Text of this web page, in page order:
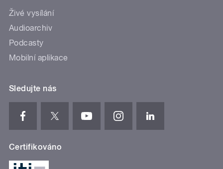
Živé vysílání
Audioarchiv
Podcasty
Mobilní aplikace
Sledujte nás
Certifikováno